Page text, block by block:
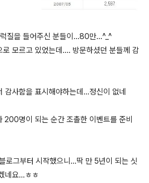
질을 들어주신 분들이...80만...^_^
로 모르고 있었는데.... 방문하셨던 분들께 감
감사함을 표시해야하는데...정신이 없네
200명이 되는 순간 조촐한 이벤트를 준비
그부터 시작했으니...딱 만 5년이 되는 싯
네요...ㅎㅎ